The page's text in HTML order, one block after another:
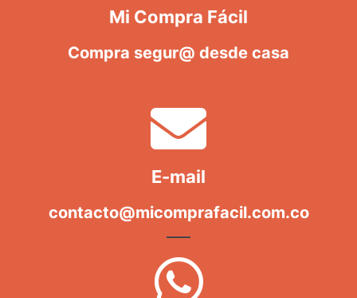
Mi Compra Fácil
Compra segur@ desde casa
E-mail
contacto@micomprafacil.com.co